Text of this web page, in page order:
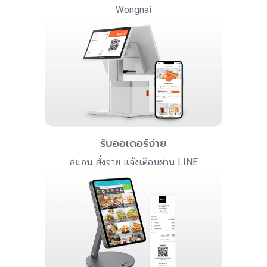
Wongnai
รับออเดอร์ง่าย
สแกน สั่งจ่าย แจ้งเตือนผ่าน LINE